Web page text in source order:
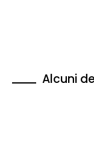
Alcuni